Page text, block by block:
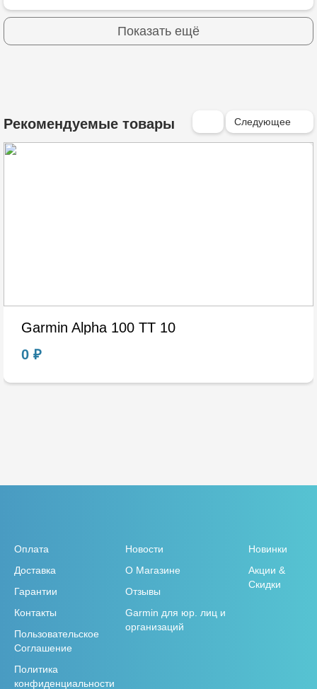
Показать ещё
Рекомендуемые товары Следующее
Garmin Alpha 100 TT 10
0 ₽
Оплата
Доставка
Гарантии
Контакты
Пользовательское
Соглашение
Политика
конфиденциальности
Новости
О Магазине
Отзывы
Garmin для юр. лиц и
организаций
Новинки
Акции &
Скидки